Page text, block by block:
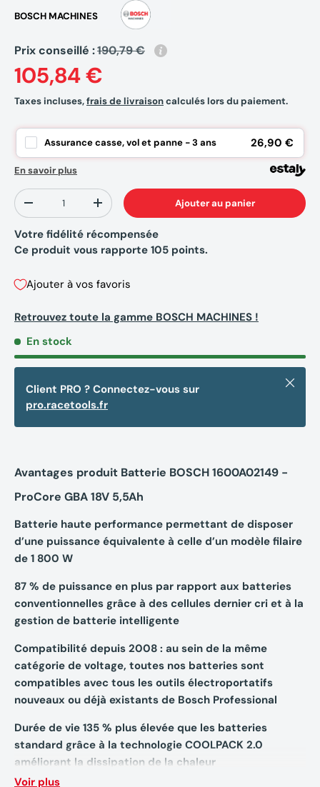
BOSCH MACHINES
Prix conseillé :190,79 €
105,84 €
Taxes incluses,frais de livraisoncalculés lors du paiement.
Assurance casse, vol et panne - 3 ans 26,90 €
En savoir plus
Qté
-
+ Ajouter au panier
Votre fidélité récompensée
Ce produit vous rapporte 105 points.
Ajouter à vos favoris
Retrouvez toute la gamme BOSCH MACHINES !
En stock
Client PRO ? Connectez-vous sur
pro.racetools.fr
Fermer
Avantages produit Batterie BOSCH 1600A02149 -
ProCore GBA 18V 5,5Ah
Batterie haute performance permettant de disposer
d’une puissance équivalente à celle d’un modèle filaire
de 1 800 W
87 % de puissance en plus par rapport aux batteries
conventionnelles grâce à des cellules dernier cri et à la
gestion de batterie intelligente
Compatibilité depuis 2008 : au sein de la même
catégorie de voltage, toutes nos batteries sont
compatibles avec tous les outils électroportatifs
nouveaux ou déjà existants de Bosch Professional
Durée de vie 135 % plus élevée que les batteries
standard grâce à la technologie COOLPACK 2.0
améliorant la dissipation de la chaleur
Voir plus